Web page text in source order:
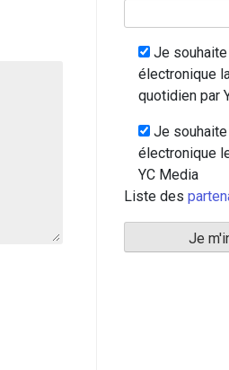
Je
électronique
quotidien par
Je
électronique
YC Media
Liste des